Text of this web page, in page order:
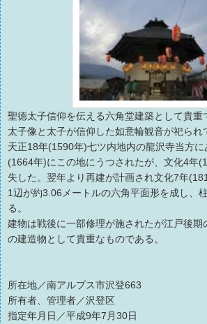
聖徳太子信仰を伝える六角堂建築として貴重
太子像と太子が信仰した如意輪観音が祀られ
天正18年(1590年)七ツ内地内の龍沢寺当方
(1664年)にこの地にうつされたが、文化4年
失した。翌年より再建が計画され文化7年
1辺が約3.06メートルの六角平面形を成し、
る。
建物は戦後に一部修理が施されたが江戸後期
の建造物として貴重なものである。
所在地／南アルプス市沢登663
所有者、管理者／沢登区
指定年月日／平成9年7月30日